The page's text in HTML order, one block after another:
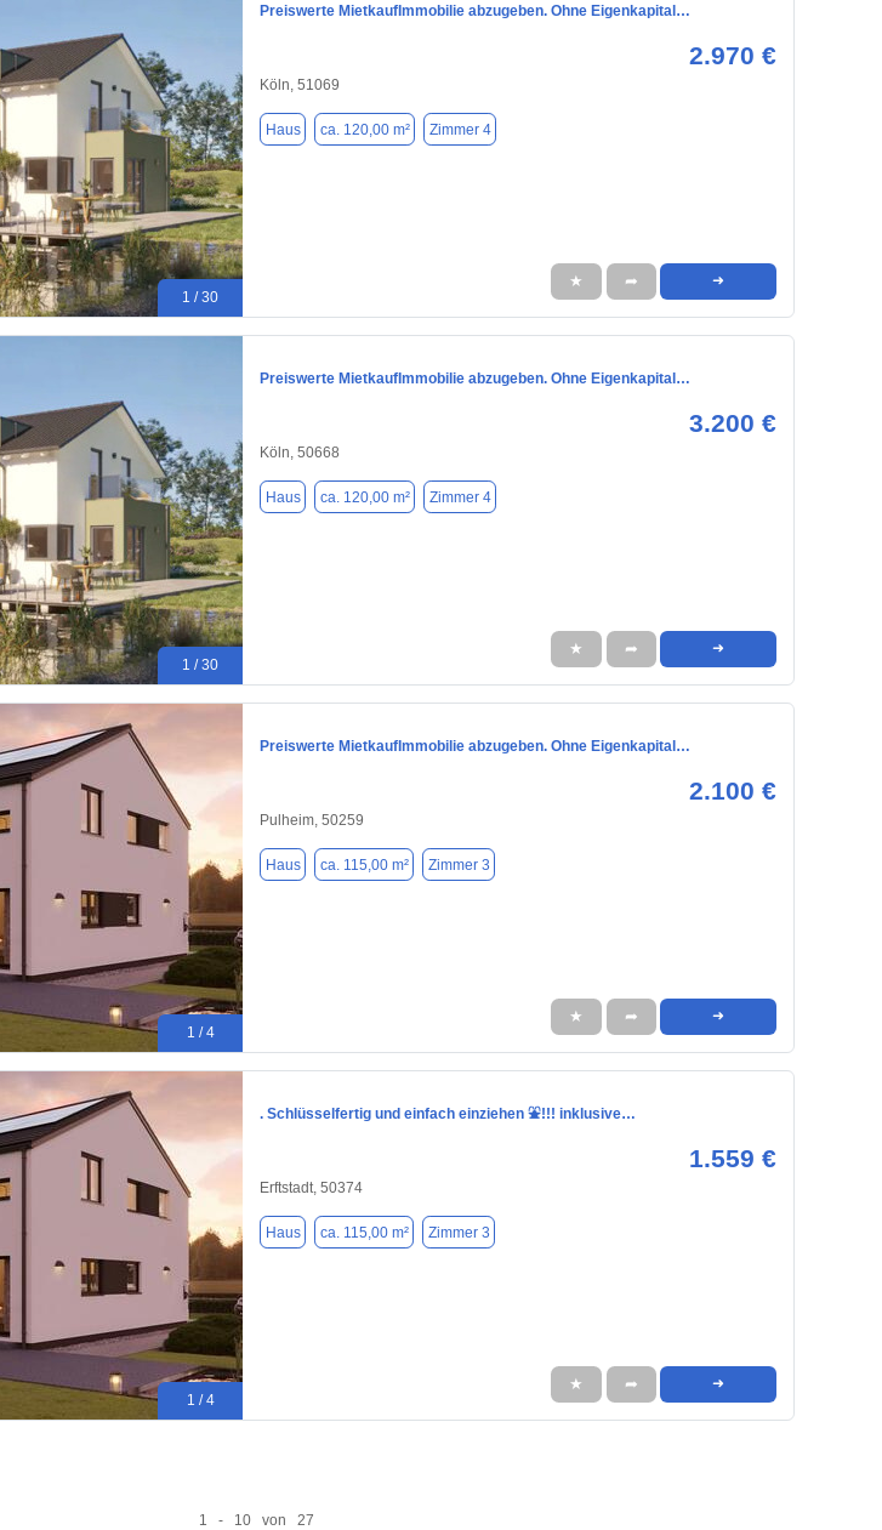
1 / 30
Preiswerte MietkaufImmobilie abzugeben. Ohne Eigenkapital…
2.970 €
Köln, 51069
Haus ca. 120,00 m² Zimmer 4
★ ➦ ➜
1 / 30
Preiswerte MietkaufImmobilie abzugeben. Ohne Eigenkapital…
3.200 €
Köln, 50668
Haus ca. 120,00 m² Zimmer 4
★ ➦ ➜
1 / 4
Preiswerte MietkaufImmobilie abzugeben. Ohne Eigenkapital…
2.100 €
Pulheim, 50259
Haus ca. 115,00 m² Zimmer 3
★ ➦ ➜
1 / 4
. Schlüsselfertig und einfach einziehen ⛲️!!! inklusive…
1.559 €
Erftstadt, 50374
Haus ca. 115,00 m² Zimmer 3
★ ➦ ➜
1 - 10 von 27